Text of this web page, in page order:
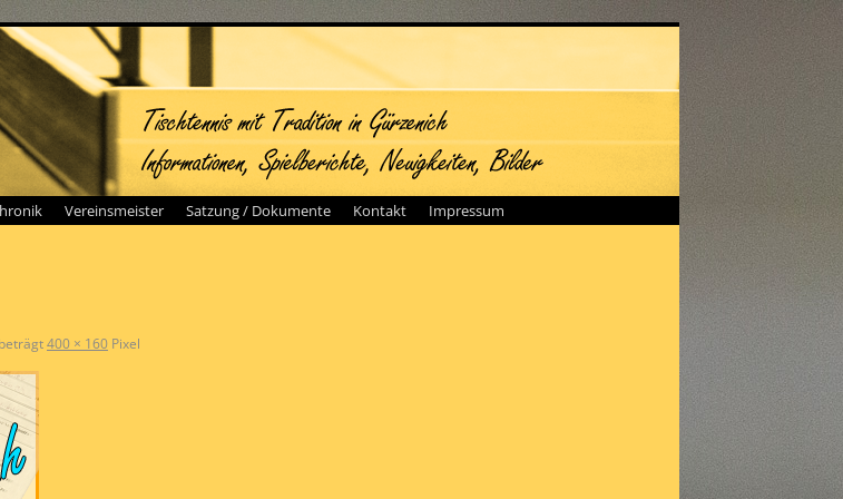
Vereinsmeister Satzung / Dokumente Kontakt Impressum
400 × 160 Pixel